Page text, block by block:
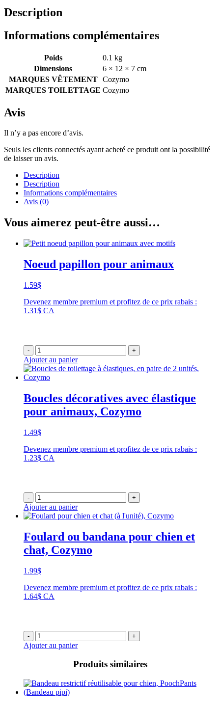
Description
Informations complémentaires
Poids
0.1 kg
Dimensions
6 × 12 × 7 cm
MARQUES VÊTEMENT
Cozymo
MARQUES TOILETTAGE Cozymo
Avis
Il n’y a pas encore d’avis.
Seuls les clients connectés ayant acheté ce produit ont la possibilité
de laisser un avis.
Description
Description
Informations complémentaires
Avis (0)
Vous aimerez peut-être aussi…
Noeud papillon pour animaux
1.59$
Devenez membre premium et profitez de ce prix rabais :
1.31$ CA
- +
Ajouter au panier
Boucles décoratives avec élastique
pour animaux, Cozymo
1.49$
Devenez membre premium et profitez de ce prix rabais :
1.23$ CA
- +
Ajouter au panier
Foulard ou bandana pour chien et
chat, Cozymo
1.99$
Devenez membre premium et profitez de ce prix rabais :
1.64$ CA
- +
Ajouter au panier
Produits similaires